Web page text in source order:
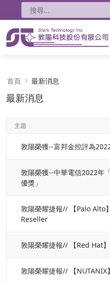
首頁 最新消息
最新消息
主題
敦陽榮獲--富邦金控評為
敦陽榮獲--中華電信2022年
優獎」
敦陽榮耀捷報// 【Palo Alto
Reseller
敦陽榮耀捷報// 【Red Hat
敦陽榮耀捷報// 【NUTANIX